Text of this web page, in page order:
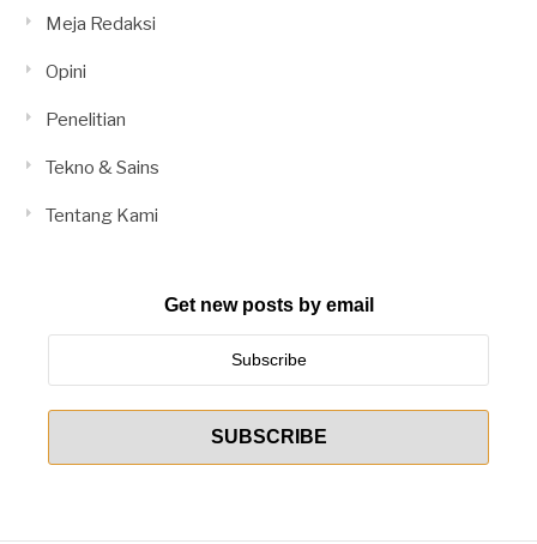
Meja Redaksi
Opini
Penelitian
Tekno & Sains
Tentang Kami
Get new posts by email